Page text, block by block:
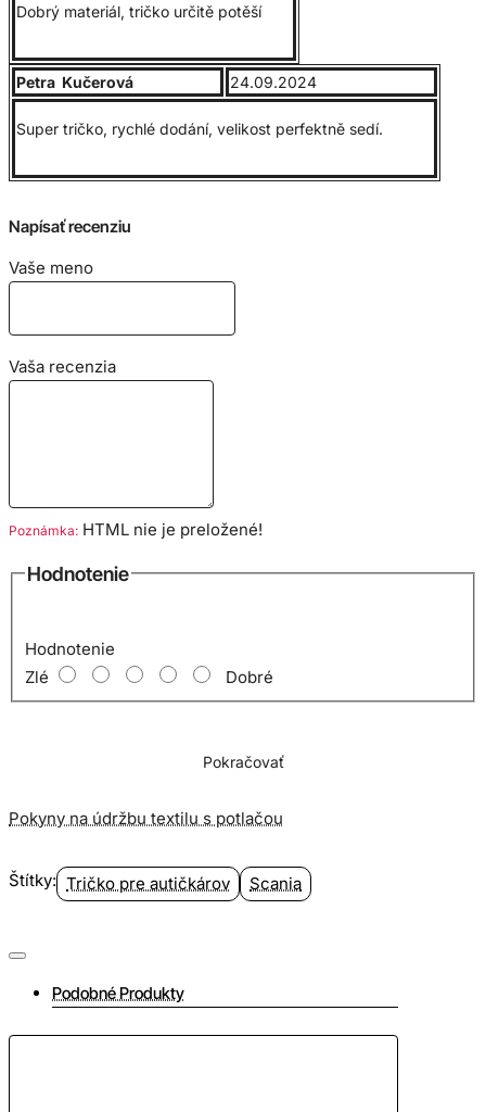
Bavlnený materiál zabezpečuje príjemné nosenie. Trup
trička je po stranách bez švov, vďaka čomu je zabezpečená
Veľkostná tabuľka:
Dobrý materiál, tričko určitě potěší
Petra Kučerová 24.09.2024
Super tričko, rychlé dodání, velikost perfektně sedí.
Napísať recenziu
Vaše meno
Vaša recenzia
Poznámka: HTML nie je preložené!
Hodnotenie
Hodnotenie
Zlé
Dobré
Pokračovať
Pokyny na údržbu textilu s potlačou
Štítky: Tričko pre autičkárov Scania
Podobné Produkty